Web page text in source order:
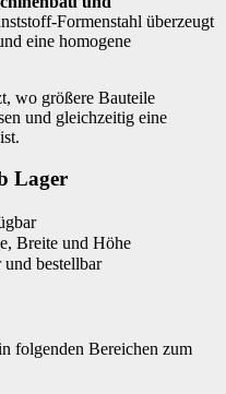
Formenstahl überzeugt
eine homogene
wo größere Bauteile
und gleichzeitig eine
Lager
Breite und Höhe
bestellbar
folgenden Bereichen zum